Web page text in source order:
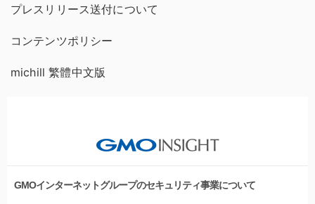
プレスリリース送付について
コンテンツポリシー
michill 繁體中文版
GMOインターネットグループのセキュリティ事業について